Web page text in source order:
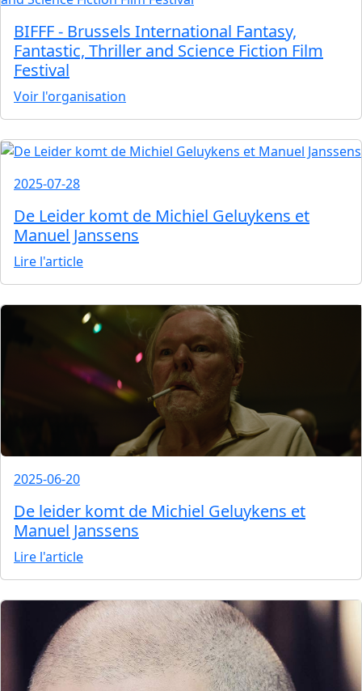
BIFFF - Brussels International Fantasy,
Fantastic, Thriller and Science Fiction Film
Festival
Voir l'organisation
2025-07-28
De Leider komt de Michiel Geluykens et
Manuel Janssens
Lire l'article
2025-06-20
De leider komt de Michiel Geluykens et
Manuel Janssens
Lire l'article